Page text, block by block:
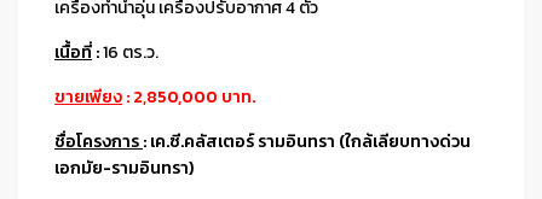
เครื่องทำน้ำอุ่น เครื่องปรับอากาศ 4 ตัว
เนื้อที่:16 ตร.ว.
ขายเพียง: 2,850,000 บาท.
ชื่อโครงการ: เค.ซี.คลัสเตอร์ รามอินทรา (ใกล้เลียบทางด่วน
เอกมัย-รามอินทรา)